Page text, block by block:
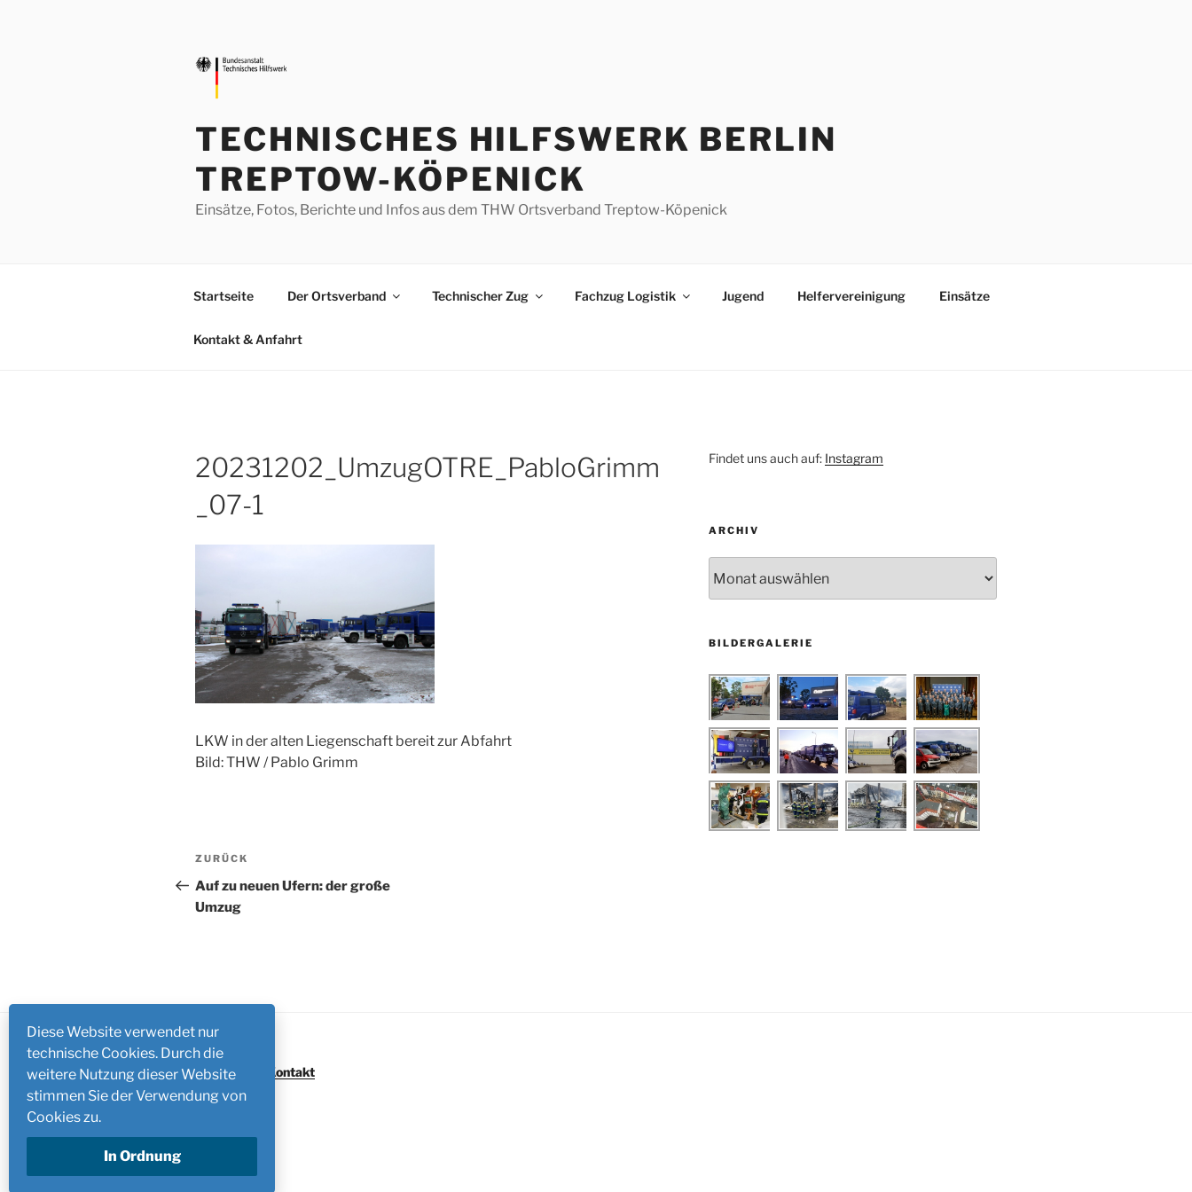
TECHNISCHES HILFSWERK BERLIN
TREPTOW-KÖPENICK
Einsätze, Fotos, Berichte und Infos aus dem THW Ortsverband Treptow-Köpenick
Startseite Der Ortsverband Technischer Zug Fachzug Logistik Jugend Helfervereinigung Einsätze
Kontakt & Anfahrt
20231202_UmzugOTRE_PabloGrimm
_07-1
LKW in der alten Liegenschaft bereit zur Abfahrt
Bild: THW / Pablo Grimm
Beitragsnavigation
Vorheriger
Beitrag
ZURÜCK
Auf zu neuen Ufern: der große
Umzug
Findet uns auch auf: Instagram
ARCHIV
BILDERGALERIE
Impressum Kontakt
Diese Website verwendet nur
technische Cookies. Durch die
weitere Nutzung dieser Website
stimmen Sie der Verwendung von
Cookies zu.
In Ordnung